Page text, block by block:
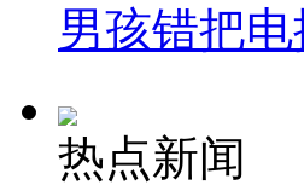
男孩错把
热点新闻